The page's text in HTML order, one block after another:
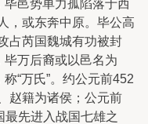
毕邑势单力孤陷落于西
，或东奔中原。毕公高
占芮国魏城有功被封
毕万后裔或以邑名为
“万氏”。约公元前452
赵籍为诸侯；公元前
先进入战国七雄之